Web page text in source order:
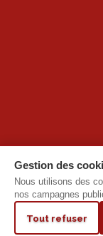
9.2/10
Gestion des
Nous utilisons des
nos campagnes
Tout refuser